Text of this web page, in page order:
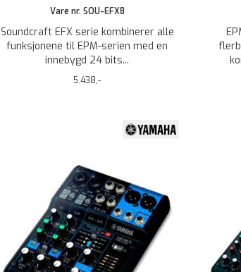
Vare nr. SOU-EFX8
Soundcraft EFX serie kombinerer alle
funksjonene til EPM-serien med en
innebygd 24 bits...
5.438,-